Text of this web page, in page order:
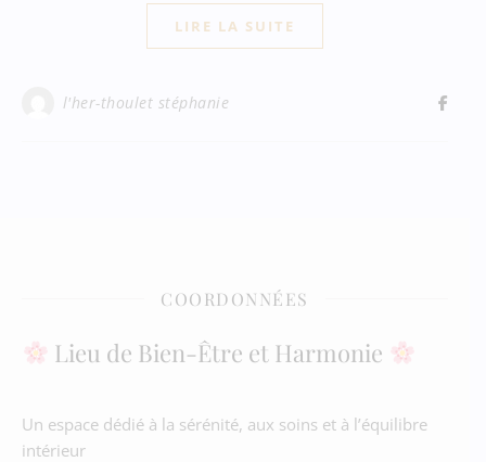
LIRE LA SUITE
l'her-thoulet stéphanie
COORDONNÉES
Lieu de Bien-Être et Harmonie
Un espace dédié à la sérénité, aux soins et à l’équilibre
intérieur